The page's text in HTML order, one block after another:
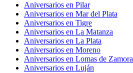
Aniversarios en Pilar
Aniversarios en Mar del Plata
Aniversarios en Tigre
Aniversarios en La Matanza
Aniversarios en La Plata
Aniversarios en Moreno
Aniversarios en Lomas de Zamora
Aniversarios en Luján